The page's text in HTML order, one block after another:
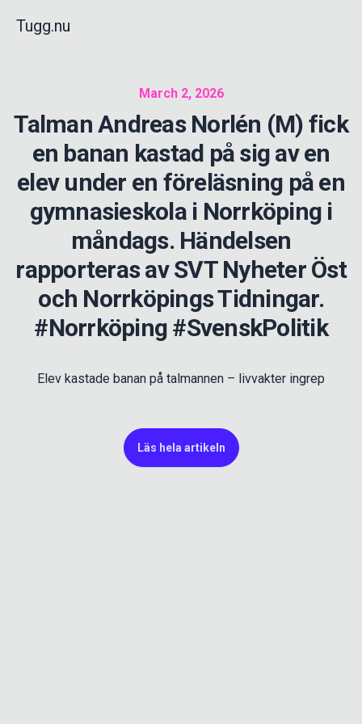
Tugg.nu
March 2, 2026
Talman Andreas Norlén (M) fick
en banan kastad på sig av en
elev under en föreläsning på en
gymnasieskola i Norrköping i
måndags. Händelsen
rapporteras av SVT Nyheter Öst
och Norrköpings Tidningar.
#Norrköping #SvenskPolitik
Elev kastade banan på talmannen – livvakter ingrep
Läs hela artikeln